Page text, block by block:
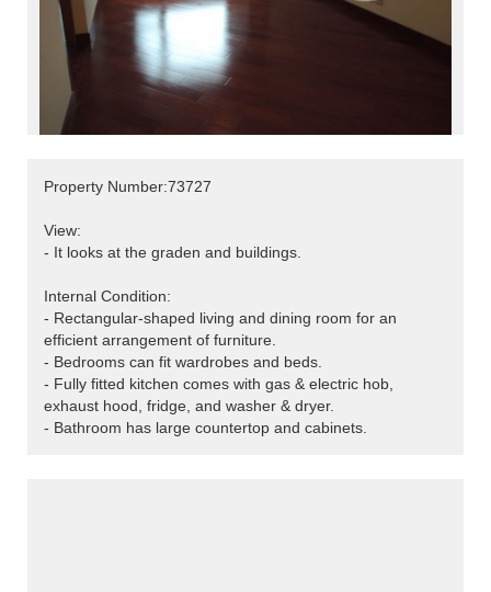
Property Number:73727
View:
- It looks at the graden and buildings.
Internal Condition:
- Rectangular-shaped living and dining room for an
efficient arrangement of furniture.
- Bedrooms can fit wardrobes and beds.
- Fully fitted kitchen comes with gas & electric hob,
exhaust hood, fridge, and washer & dryer.
- Bathroom has large countertop and cabinets.